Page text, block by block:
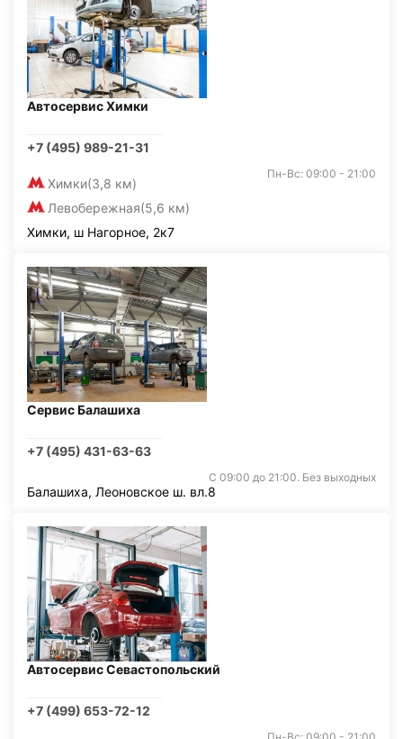
Автосервис Химки
+7 (495) 989-21-31
Химки(3,8 км)
Левобережная(5,6 км)
Пн-Вс: 09:00 - 21:00
Химки, ш Нагорное, 2к7
Сервис Балашиха
+7 (495) 431-63-63
С 09:00 до 21:00. Без выходных
Балашиха, Леоновское ш. вл.8
Автосервис Севастопольский
+7 (499) 653-72-12